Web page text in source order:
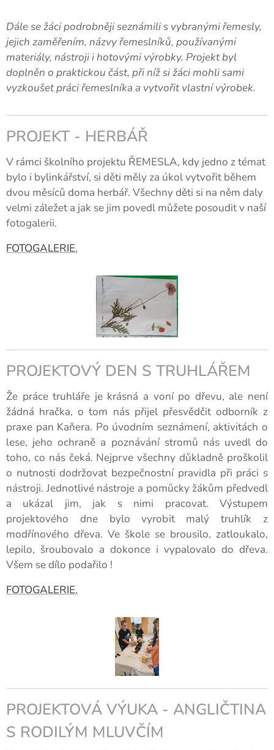
Dále se žáci podrobněji seznámili s vybranými řemesly,
jejich zaměřením, názvy řemeslníků, používanými
materiály, nástroji i hotovými výrobky. Projekt byl
doplněn o praktickou část, při níž si žáci mohli sami
vyzkoušet práci řemeslníka a vytvořit vlastní výrobek.
PROJEKT - HERBÁŘ
V rámci školního projektu ŘEMESLA, kdy jedno z témat
bylo i bylinkářství, si děti měly za úkol vytvořit během
dvou měsíců doma herbář. Všechny děti si na něm daly
velmi záležet a jak se jim povedl můžete posoudit v naší
fotogalerii.
FOTOGALERIE.
PROJEKTOVÝ DEN S TRUHLÁŘEM
Že práce truhláře je krásná a voní po dřevu, ale není
žádná hračka, o tom nás přijel přesvědčit odborník z
praxe pan Kaňera. Po úvodním seznámení, aktivitách o
lese, jeho ochraně a poznávání stromů nás uvedl do
toho, co nás čeká. Nejprve všechny důkladně proškolil
o nutnosti dodržovat bezpečnostní pravidla při práci s
nástroji. Jednotlivé nástroje a pomůcky žákům předvedl
a ukázal jim, jak s nimi pracovat. Výstupem
projektového dne bylo vyrobit malý truhlík z
modřínového dřeva. Ve škole se brousilo, zatloukalo,
lepilo, šroubovalo a dokonce i vypalovalo do dřeva.
Všem se dílo podařilo !
FOTOGALERIE.
PROJEKTOVÁ VÝUKA - ANGLIČTINA
S RODILÝM MLUVČÍM